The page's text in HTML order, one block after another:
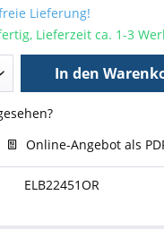
Lieferung!
Lieferzeit ca. 1-3
In den
Online-Angebot als
ELB22451OR